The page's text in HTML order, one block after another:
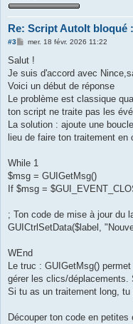
Re: Script AutoIt bloqué
#3
M
s
a
g
mer. 18 févr. 2026 11:22
Salut !
Je suis d'accord avec
Voici un début de réponse
Le problème est classique
ton script ne traite pas les
La solution : ajoute une
lieu de faire ton traitement
While 1
$msg = GUIGetMsg()
If $msg =
; Ton code de mise à jour du
GUICtrlSetData($label,
WEnd
Le truc : GUIGetMsg()
gérer les clics/
Si tu as un traitement long, tu
Découper ton code en petites